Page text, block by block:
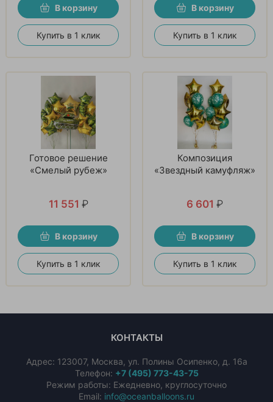
В корзину
Купить в 1 клик
В корзину
Купить в 1 клик
Готовое решение
«Смелый рубеж»
11 551 ₽
В корзину
Купить в 1 клик
Композиция
«Звездный камуфляж»
6 601 ₽
В корзину
Купить в 1 клик
КОНТАКТЫ
Адрес: 123007, Москва, ул. Полины Осипенко, д. 16а
Телефон: +7 (495) 773-43-75
Режим работы: Ежедневно, круглосуточно
Email: info@oceanballoons.ru